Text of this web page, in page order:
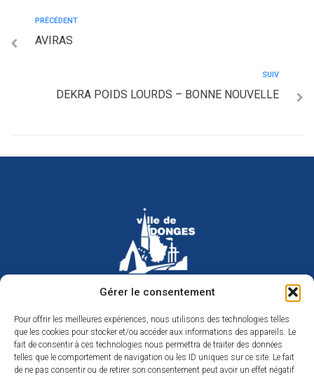
Gérer le consentement
Pour offrir les meilleures expériences, nous utilisons des technologies telles
que les cookies pour stocker et/ou accéder aux informations des appareils. Le
fait de consentir à ces technologies nous permettra de traiter des données
telles que le comportement de navigation ou les ID uniques sur ce site. Le fait
de ne pas consentir ou de retirer son consentement peut avoir un effet négatif
PRÉCÉDENT
AVIRAS
SUIV
DEKRA POIDS LOURDS – BONNE NOUVELLE
Hôtel de ville de Donges
Place Armand Morvan
44480 Donges
02 40 45 79 79
Nous contacter
Horaires d’ouverture
Du lundi au jeudi de 9h à 12h et de 14h à 17h